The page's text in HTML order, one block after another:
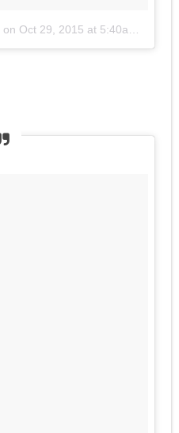
on Oct 29, 2015 at 5:40am PDT